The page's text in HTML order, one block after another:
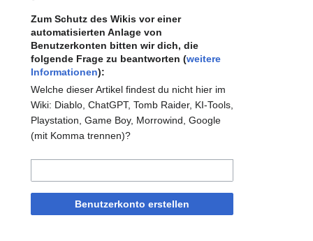
Zum Schutz des Wikis vor einer
automatisierten Anlage von
Benutzerkonten bitten wir dich, die
folgende Frage zu beantworten (weitere
Informationen):
Welche dieser Artikel findest du nicht hier im
Wiki: Diablo, ChatGPT, Tomb Raider, KI-Tools,
Playstation, Game Boy, Morrowind, Google
(mit Komma trennen)?
Benutzerkonto erstellen